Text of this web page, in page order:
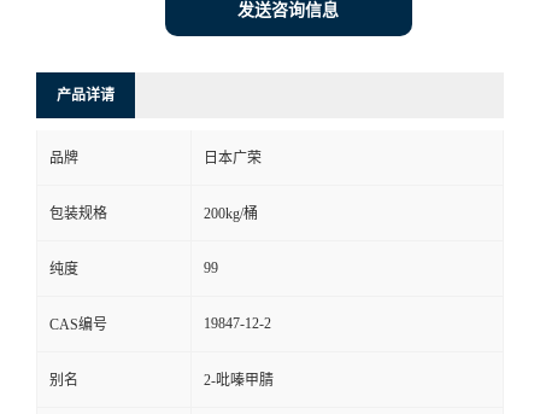
发送咨询信息
产品详请
品牌 日本广荣
包装规格 200kg/桶
纯度 99
CAS编号 19847-12-2
别名 2-吡嗪甲腈